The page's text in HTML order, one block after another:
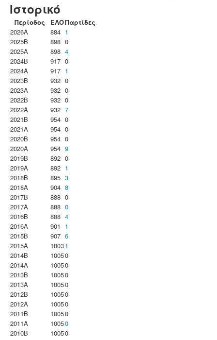
Ιστορικό
Περίοδος ΕΛΟΠαρτίδες
2026A
884 1
2025B
898 0
2025A
898 4
2024B
917 0
2024A
917 1
2023B
932 0
2023Α
932 0
2022B
932 0
2022A
932 7
2021B
954 0
2021A
954 0
2020B
954 0
2020A
954 9
2019B
892 0
2019A
892 1
2018B
895 3
2018A
904 8
2017B
888 0
2017A
888 0
2016B
888 4
2016A
901
1
2015B
907 6
2015A
10031
2014B
10050
2014A
10050
2013B
10050
2013A
10050
2012B
10050
2012A
10050
2011B
10050
2011A
10050
2010B
10050